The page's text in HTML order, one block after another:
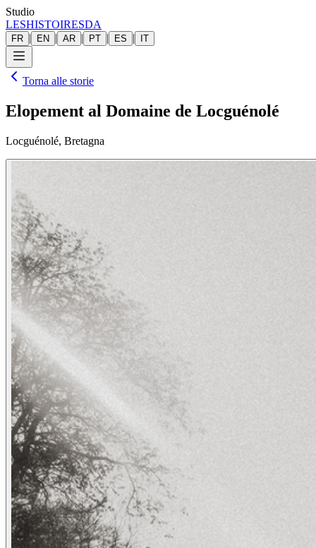
Studio
LESHISTOIRESDA
FR | EN | AR | PT | ES | IT
Torna alle storie
Elopement al Domaine de Locguénolé
Locguénolé, Bretagna